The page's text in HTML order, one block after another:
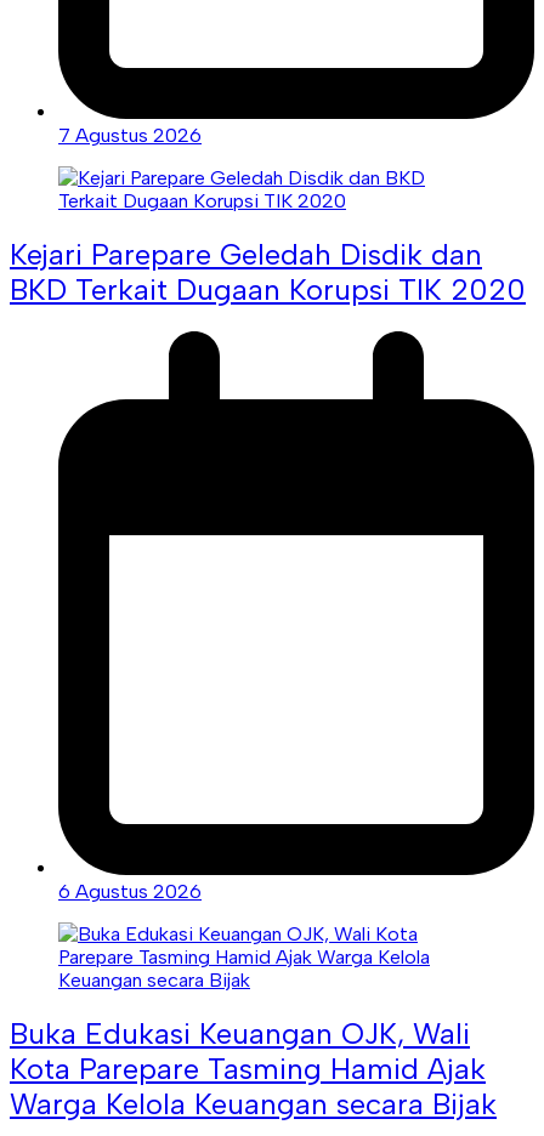
7 Agustus 2026
Kejari Parepare Geledah Disdik dan
BKD Terkait Dugaan Korupsi TIK 2020
6 Agustus 2026
Buka Edukasi Keuangan OJK, Wali
Kota Parepare Tasming Hamid Ajak
Warga Kelola Keuangan secara Bijak